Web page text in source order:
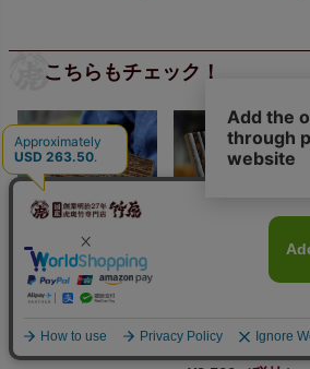
こちらもチェック！
虎竹システム手帳
¥70,000（税抜）
送料無料【メール便
日本唯一
り一回のご注文で数